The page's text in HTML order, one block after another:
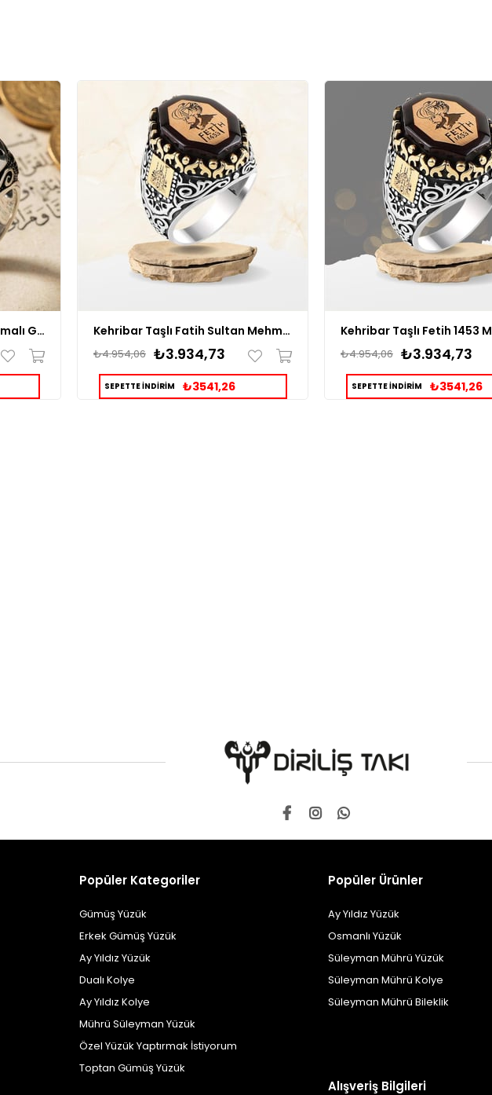
Sekizgen Köşeli Osmanlı Armalı Gümüş Erkek Yüzük Kehribar Taşlı Fatih Sultan Mehmet Silüetli Gümüş Yüzük
₺3.934,73
₺4.954,06
SEPETTE İNDİRİM ₺3541,26
₺3.934,73
₺4.954,06
SEPETTE İNDİRİM ₺3541,26
Popüler Kategoriler
Gümüş Yüzük
Erkek Gümüş Yüzük
Ay Yıldız Yüzük
Dualı Kolye
Ay Yıldız Kolye
Mührü Süleyman Yüzük
Özel Yüzük Yaptırmak İstiyorum
Toptan Gümüş Yüzük
Popüler Ürünler
Ay Yıldız Yüzük
Osmanlı Yüzük
Süleyman Mührü Yüzük
Süleyman Mührü Kolye
Süleyman Mührü Bileklik
Alışveriş Bilgileri